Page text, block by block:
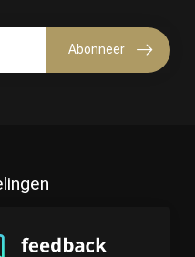
Abonneer